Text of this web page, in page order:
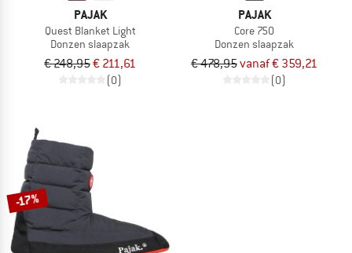
PAJAK
Quest Blanket Light
Donzen slaapzak
€ 248,95€ 211,61
(0)
PAJAK
Core 750
Donzen slaapzak
€ 478,95vanaf € 359,21
(0)
-17%